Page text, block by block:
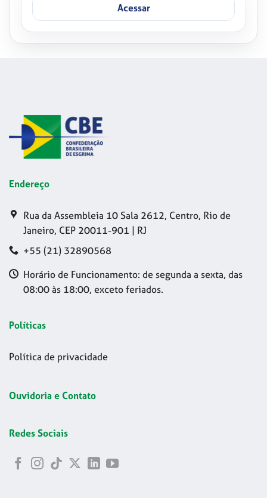
Acessar
Endereço
Rua da Assembleia 10 Sala 2612, Centro, Rio de
Janeiro, CEP 20011-901 | RJ
+55 (21) 32890568
Horário de Funcionamento: de segunda a sexta, das
08:00 às 18:00, exceto feriados.
Políticas
Política de privacidade
Ouvidoria e Contato
Redes Sociais